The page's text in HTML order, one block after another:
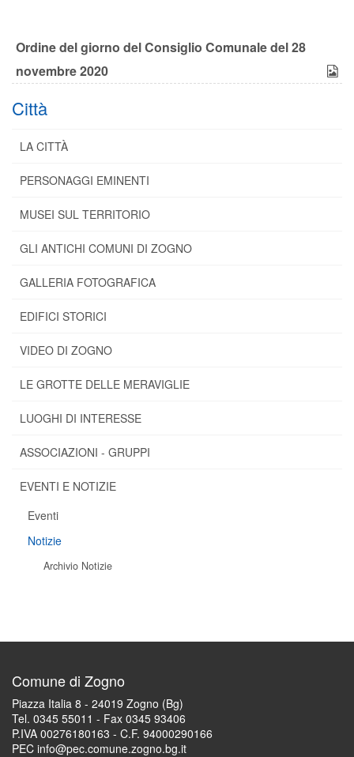
Ordine del giorno del Consiglio Comunale del 28
novembre 2020
Città
LA CITTÀ
PERSONAGGI EMINENTI
MUSEI SUL TERRITORIO
GLI ANTICHI COMUNI DI ZOGNO
GALLERIA FOTOGRAFICA
EDIFICI STORICI
VIDEO DI ZOGNO
LE GROTTE DELLE MERAVIGLIE
LUOGHI DI INTERESSE
ASSOCIAZIONI - GRUPPI
EVENTI E NOTIZIE
Eventi
Notizie
Archivio Notizie
Comune di Zogno
Piazza Italia 8 - 24019 Zogno (Bg)
Tel. 0345 55011 - Fax 0345 93406
P.IVA 00276180163 - C.F. 94000290166
PEC info@pec.comune.zogno.bg.it